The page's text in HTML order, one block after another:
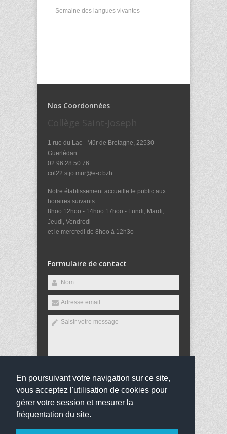
En poursuivant votre navigation sur ce site,
vous acceptez l'utilisation de cookies pour
gérer votre session et mesurer la
fréquentation du site.
Semaine des langues vivantes
Nos Coordonnées
Collège Saint-Joseph
1 rue du Lac - Mûr de Bretagne, 22530
Guerlédan
02.96.28.50.76
col22.stjo.mur@e-c.bzh
Notre établissement accueille le public aux
horaires suivants :
8hoo 12hoo - 14hoo 17hoo - Lundi, Mardi,
Jeudi, Vendredi
et le mercredi de 8hoo à 12h3o
Formulaire de contact
Envoyer